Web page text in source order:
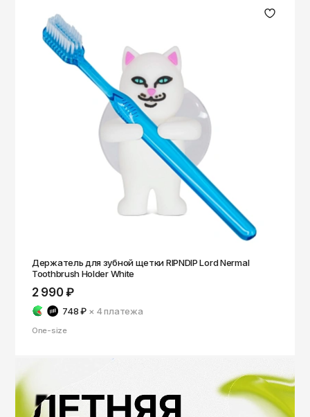
Держатель для зубной щетки RIPNDIP Lord Nermal
Toothbrush Holder White
2 990 ₽
748 ₽ × 4платежа
One-size